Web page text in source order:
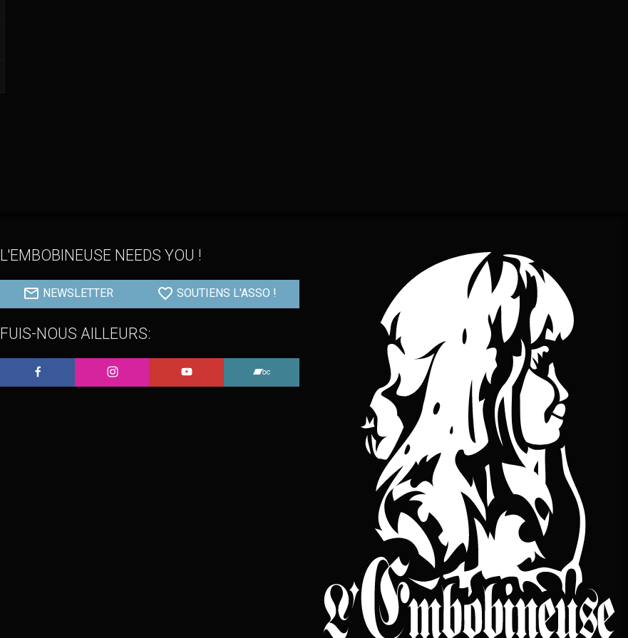
L'EMBOBINEUSE NEEDS YOU !
NEWSLETTER SOUTIENS L'ASSO !
FUIS-NOUS AILLEURS:
L'Embobineuse sur FacebookL'Embobineuse sur Instagram
L'Embobineuse sur YouTube
L'Embobineuse sur Bandcamp